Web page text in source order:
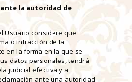
ante la autoridad de
Usuario considere que
o infracción de la
en la forma en la que se
datos personales, tendrá
judicial efectiva y a
ante una autoridad